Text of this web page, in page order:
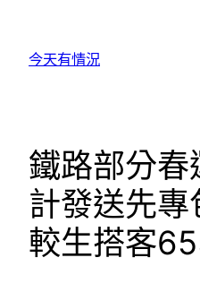
今天有情況
鐵路部分春
計發送先
較生搭客